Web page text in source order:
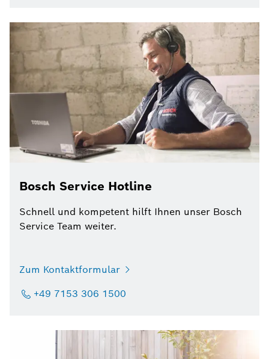
Bosch Service Hotline
Schnell und kompetent hilft Ihnen unser Bosch
Service Team weiter.
Zum Kontaktformular
+49 7153 306 1500